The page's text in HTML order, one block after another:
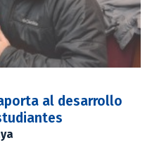
al desarrollo